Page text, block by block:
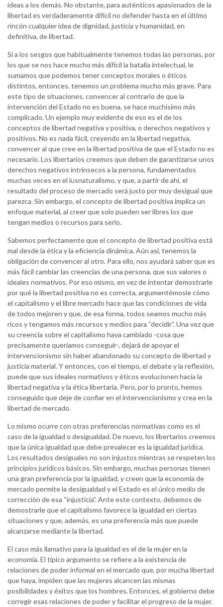
ideas a los demás. No obstante, para auténticos apasionados de la
libertad es verdaderamente difícil no defender hasta en el último
rincón cualquier idea de dignidad, justicia y humanidad, en
definitiva, de libertad.
Si a los sesgos que habitualmente tenemos todas las personas, por
los que se nos hace mucho más difícil la batalla intelectual, le
sumamos que podemos tener conceptos morales o éticos
distintos, entonces, tenemos un problema mucho más grave. Para
este tipo de situaciones, convencer al contrario de que la
intervención del Estado no es buena, se hace muchísimo más
complicado. Un ejemplo muy evidente de eso es el de los
conceptos de libertad negativa y positiva, o derechos negativos y
positivos. No es nada fácil, creyendo en la libertad negativa,
convencer al que cree en la libertad positiva de que el Estado no es
necesario. Los libertarios creemos que deben de garantizarse unos
derechos negativos intrínsecos a la persona, fundamentados
muchas veces en el iusnaturalismo, y que, a partir de ahí, el
resultado del proceso de mercado será justo por muy desigual que
parezca. Sin embargo, el concepto de libertad positiva implica un
enfoque material, al creer que solo pueden ser libres los que
tengan medios o recursos para serlo.
Sabemos perfectamente que el concepto de libertad positiva está
mal desde la ética y la eficiencia dinámica. Aún así, tenemos la
obligación de convencer al otro. Para ello, nos ayudará saber que es
más fácil cambiar las creencias de una persona, que sus valores o
ideales normativos. Por eso mismo, en vez de intentar demostrarle
por qué la libertad positiva no es correcta, argumentémosle cómo
el capitalismo y el libre mercado hace que las condiciones de vida
de todos mejoren y que, de esa forma, todos seamos mucho más
ricos y tengamos más recursos y medios para “decidir”. Una vez que
su creencia sobre el capitalismo haya cambiado -cosa que
precisamente queríamos conseguir-, dejará de apoyar el
intervencionismo sin haber abandonado su concepto de libertad y
justicia material. Y entonces, con el tiempo, el debate y la reflexión,
puede que sus ideales normativos y éticos evolucionen hacia la
libertad negativa y la ética libertaria. Pero, por lo pronto, hemos
conseguido que deje de confiar en el intervencionismo y crea en la
libertad de mercado.
Lo mismo ocurre con otras preferencias normativas como es el
caso de la igualdad o desigualdad. De nuevo, los libertarios creemos
que la única igualdad que debe prevalecer es la igualdad jurídica.
Los resultados desiguales no son injustos mientras se respeten los
principios jurídicos básicos. Sin embargo, muchas personas tienen
una gran preferencia por la igualdad, y creen que la economía de
mercado permite la desigualdad y el Estado es el único medio de
corrección de esa “injusticia”. Ante este contexto, debemos de
demostrarle que el capitalismo favorece la igualdad en ciertas
situaciones y que, además, es una preferencia más que puede
alcanzarse mediante la libertad.
El caso más llamativo para la igualdad es el de la mujer en la
economía. El típico argumento se refiere a la existencia de
relaciones de poder informal en el mercado que, por mucha libertad
que haya, impiden que las mujeres alcancen las mismas
posibilidades y éxitos que los hombres. Entonces, el gobierno debe
corregir esas relaciones de poder y facilitar el progreso de la mujer.